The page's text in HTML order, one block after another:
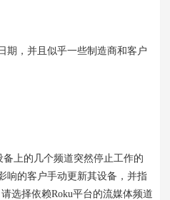
期，并且似乎一些制造商和客户
备上的几个频道突然停止工作的
响的客户手动更新其设备，并指
选择依赖Roku平台的流媒体频道